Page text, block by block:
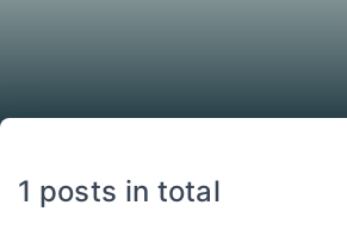
1 posts in total